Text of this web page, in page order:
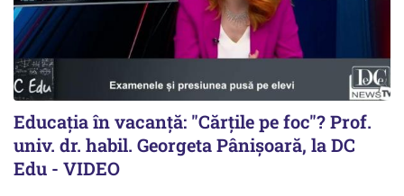
Educația în vacanță: "Cărțile pe foc"? Prof.
univ. dr. habil. Georgeta Pânișoară, la DC
Edu - VIDEO